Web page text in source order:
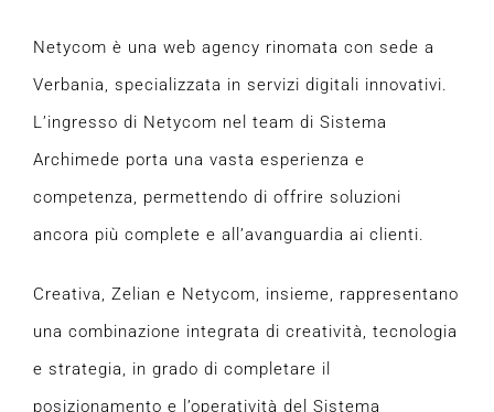
Netycom è una web agency rinomata con sede a
Verbania, specializzata in servizi digitali innovativi.
L’ingresso di Netycom nel team di Sistema
Archimede porta una vasta esperienza e
competenza, permettendo di offrire soluzioni
ancora più complete e all’avanguardia ai clienti.
Creativa, Zelian e Netycom, insieme, rappresentano
una combinazione integrata di creatività, tecnologia
e strategia, in grado di completare il
posizionamento e l’operatività del Sistema